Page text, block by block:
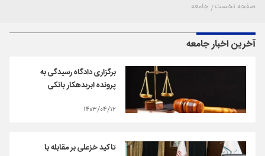
صفحه نخست جامعه
آخرین اخبار جامعه
برگزاری دادگاه رسیدگی به
پرونده ابربدهکار بانکی
۱۴۰۳/۰۴/۱۲
تاکید خزعلی بر مقابله با